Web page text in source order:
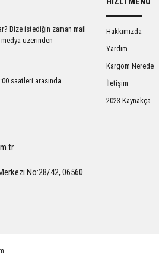
daha pahalı.
olmalı.
Bize istediğin zaman mail
üzerinden
saatleri arasında
No:28/42, 06560
Hakkımızda
Yardım
Kargom Nerede
İletişim
2023 Kaynakça